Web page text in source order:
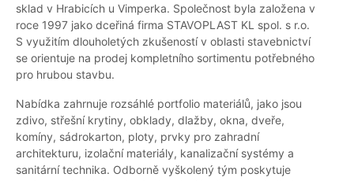
sklad v Hrabicích u Vimperka. Společnost byla založena v
roce 1997 jako dceřiná firma STAVOPLAST KL spol. s r.o.
S využitím dlouholetých zkušeností v oblasti stavebnictví
se orientuje na prodej kompletního sortimentu potřebného
pro hrubou stavbu.
Nabídka zahrnuje rozsáhlé portfolio materiálů, jako jsou
zdivo, střešní krytiny, obklady, dlažby, okna, dveře,
komíny, sádrokarton, ploty, prvky pro zahradní
architekturu, izolační materiály, kanalizační systémy a
sanitární technika. Odborně vyškolený tým poskytuje